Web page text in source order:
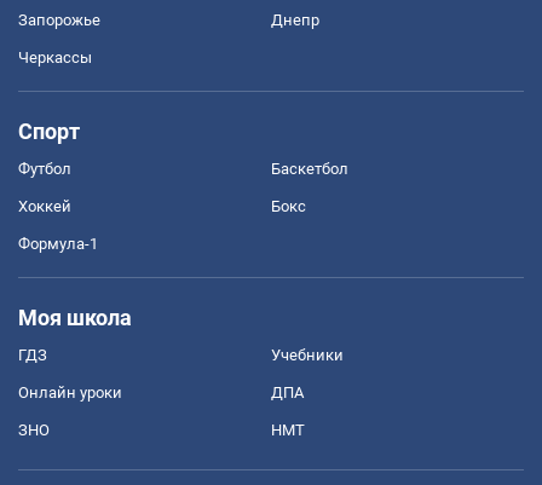
Запорожье Днепр
Черкассы
Спорт
Футбол Баскетбол
Хоккей Бокс
Формула-1
Моя школа
ГДЗ Учебники
Онлайн уроки ДПА
ЗНО НМТ